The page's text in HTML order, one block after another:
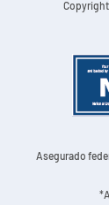
Copyright
Asegurado